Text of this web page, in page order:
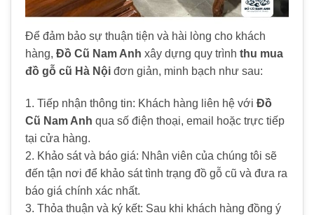
Để đảm bảo sự thuận tiện và hài lòng cho khách
hàng, Đồ Cũ Nam Anh xây dựng quy trình thu mua
đồ gỗ cũ Hà Nội đơn giản, minh bạch như sau:
1. Tiếp nhận thông tin: Khách hàng liên hệ với Đồ
Cũ Nam Anh qua số điện thoại, email hoặc trực tiếp
tại cửa hàng.
2. Khảo sát và báo giá: Nhân viên của chúng tôi sẽ
đến tận nơi để khảo sát tình trạng đồ gỗ cũ và đưa ra
báo giá chính xác nhất.
3. Thỏa thuận và ký kết: Sau khi khách hàng đồng ý